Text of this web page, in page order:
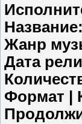
Название:
Жанр
Дата
Формат |